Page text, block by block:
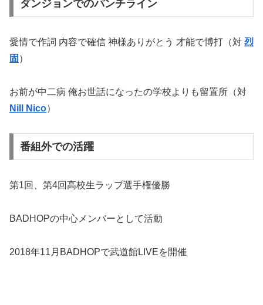
ダンジョンでのパンチライン
愛情で作詞 内容で確信 神様ありがとう 才能で博打（対 烈
固 ）
お前が中二病 俺お世話になったの学校よりも留置所（対
Nill Nico）
番組外での活躍
第1回、第4回高校生ラップ選手権優勝
BADHOPの中心メンバーとして活動
2018年11月BADHOPで武道館LIVEを開催